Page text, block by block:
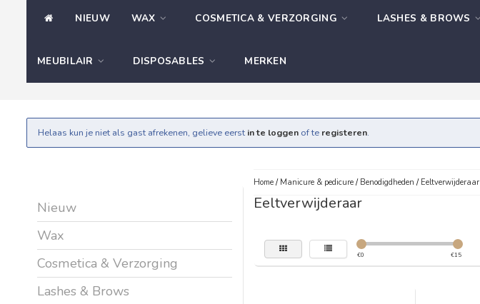
NIEUW WAX COSMETICA & VERZORGING LASHES & BROWS
MEUBILAIR DISPOSABLES MERKEN
Helaas kun je niet als gast afrekenen, gelieve eerst in te loggen of te registeren.
Nieuw
Wax
Cosmetica & Verzorging
Lashes & Brows
Home/ Manicure & pedicure/ Benodigdheden / Eeltverwijderaar
Eeltverwijderaar
€0 €15